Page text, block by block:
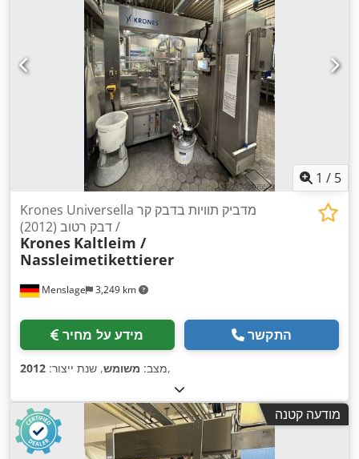
1 / 5
Menslage 3,249 km
Krones Universella מדביק תוויות בדבק קר
/ דבק רטוב (2012)
Krones Kaltleim /
Nassleimetikettierer
מידע על מחיר התקשר
מצב: משומש, שנת ייצור: 2012 ,
מודעה קטנה